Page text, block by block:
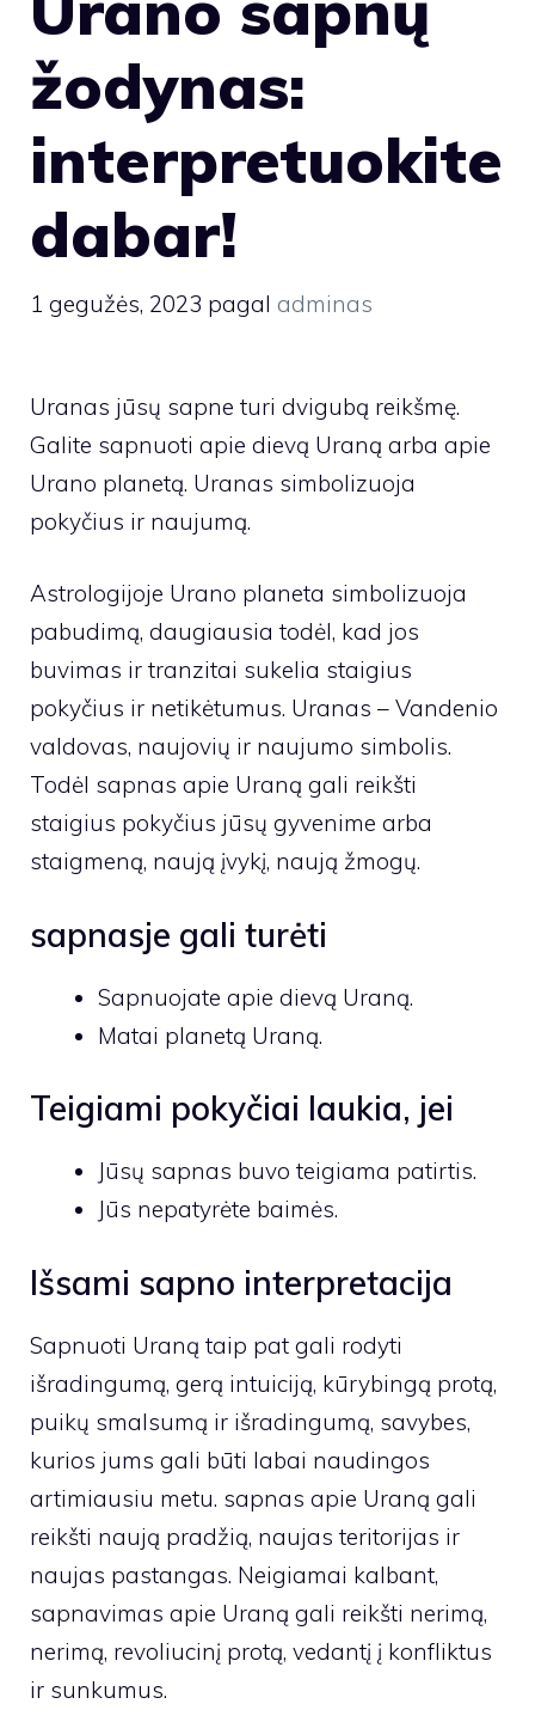
žodynas:
interpretuokite
dabar!
1 gegužės, 2023 pagal adminas
Uranas jūsų sapne turi dvigubą reikšmę.
Galite sapnuoti apie dievą Uraną arba apie
Urano planetą. Uranas simbolizuoja
pokyčius ir naujumą.
Astrologijoje Urano planeta simbolizuoja
pabudimą, daugiausia todėl, kad jos
buvimas ir tranzitai sukelia staigius
pokyčius ir netikėtumus. Uranas – Vandenio
valdovas, naujovių ir naujumo simbolis.
Todėl sapnas apie Uraną gali reikšti
staigius pokyčius jūsų gyvenime arba
staigmeną, naują įvykį, naują žmogų.
sapnasje gali turėti
Sapnuojate apie dievą Uraną.
Matai planetą Uraną.
Teigiami pokyčiai laukia, jei
Jūsų sapnas buvo teigiama patirtis.
Jūs nepatyrėte baimės.
Išsami sapno interpretacija
Sapnuoti Uraną taip pat gali rodyti
išradingumą, gerą intuiciją, kūrybingą protą,
puikų smalsumą ir išradingumą, savybes,
kurios jums gali būti labai naudingos
artimiausiu metu. sapnas apie Uraną gali
reikšti naują pradžią, naujas teritorijas ir
naujas pastangas. Neigiamai kalbant,
sapnavimas apie Uraną gali reikšti nerimą,
nerimą, revoliucinį protą, vedantį į konfliktus
ir sunkumus.